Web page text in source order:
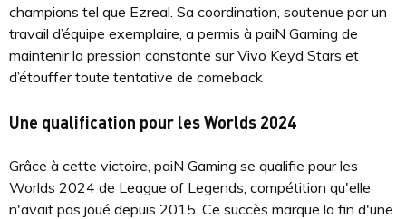
champions tel que Ezreal. Sa coordination, soutenue par un
travail d’équipe exemplaire, a permis à paiN Gaming de
maintenir la pression constante sur Vivo Keyd Stars et
d’étouffer toute tentative de comeback​
Une qualification pour les Worlds 2024
Grâce à cette victoire, paiN Gaming se qualifie pour les
Worlds 2024 de League of Legends, compétition qu'elle
n'avait pas joué depuis 2015. Ce succès marque la fin d'une